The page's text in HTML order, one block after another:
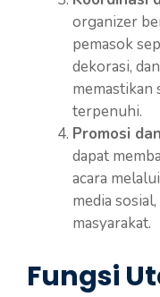
organizer
pemasok
dekorasi,
memastikan
terpenuhi.
Promosi
dapat
acara
media
masyarakat.
Fungsi